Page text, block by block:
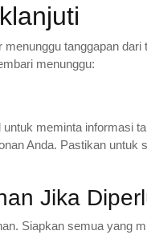
tanggapan dari
menunggu:
meminta informasi
Anda. Pastikan untuk
Jika
Siapkan semua yang